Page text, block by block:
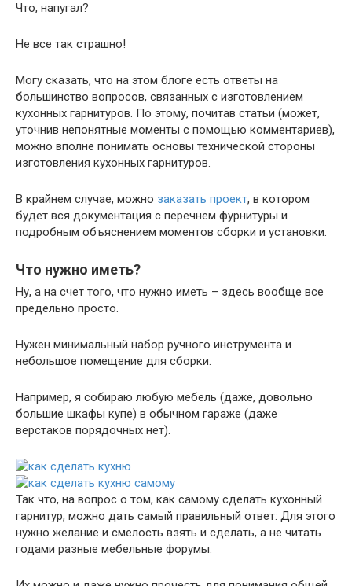
Что, напугал?
Не все так страшно!
Могу сказать, что на этом блоге есть ответы на
большинство вопросов, связанных с изготовлением
кухонных гарнитуров. По этому, почитав статьи (может,
уточнив непонятные моменты с помощью комментариев),
можно вполне понимать основы технической стороны
изготовления кухонных гарнитуров.
В крайнем случае, можно заказать проект, в котором
будет вся документация с перечнем фурнитуры и
подробным объяснением моментов сборки и установки.
Что нужно иметь?
Ну, а на счет того, что нужно иметь – здесь вообще все
предельно просто.
Нужен минимальный набор ручного инструмента и
небольшое помещение для сборки.
Например, я собираю любую мебель (даже, довольно
большие шкафы купе) в обычном гараже (даже
верстаков порядочных нет).
Так что, на вопрос о том, как самому сделать кухонный
гарнитур, можно дать самый правильный ответ: Для этого
нужно желание и смелость взять и сделать, а не читать
годами разные мебельные форумы.